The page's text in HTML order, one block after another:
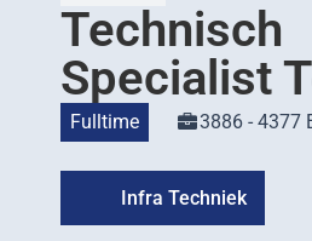
Technisch
Specialist
Fulltime 3886 - 4377
Infra Techniek